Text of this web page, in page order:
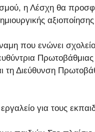
η Λέσχη θα
αξιοποίησης
που ενώνει σχολείο
τη Διεύθυνση
για τους